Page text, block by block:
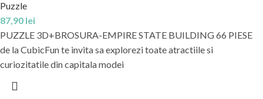
Puzzle
87,90 lei
PUZZLE 3D+BROSURA-EMPIRE STATE BUILDING 66 PIESE
de la CubicFun te invita sa explorezi toate atractiile si
curiozitatile din capitala modei